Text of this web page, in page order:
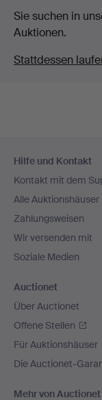
Sie suchen in
Auktionen.
Stattdessen
Navigation
Hilfe und Kontakt
Kontakt mit dem
Alle Auktionshäuser
Zahlungsweisen
Wir versenden mit
Soziale Medien
Auctionet
Über Auctionet
Offene Stellen
Für Auktionshäuser
Die Auctionet-
Mehr von Auctionet